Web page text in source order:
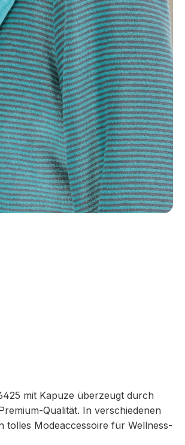
mit Kapuze überzeugt durch
Qualität. In verschiedenen
tolles Modeaccessoire für Wellness-